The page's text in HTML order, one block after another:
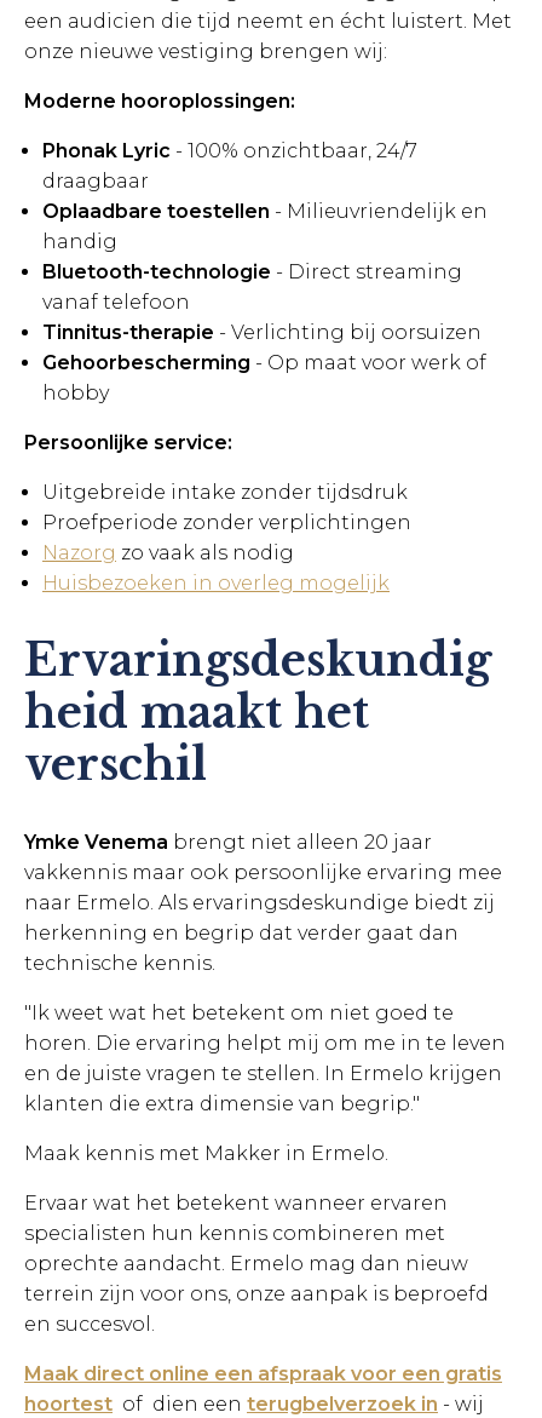
een audicien die tijd neemt en écht luistert. Met
onze nieuwe vestiging brengen wij:
Moderne hooroplossingen:
Phonak Lyric - 100% onzichtbaar, 24/7
draagbaar
Oplaadbare toestellen - Milieuvriendelijk en
handig
Bluetooth-technologie - Direct streaming
vanaf telefoon
Tinnitus-therapie - Verlichting bij oorsuizen
Gehoorbescherming - Op maat voor werk of
hobby
Persoonlijke service:
Uitgebreide intake zonder tijdsdruk
Proefperiode zonder verplichtingen
Nazorg zo vaak als nodig
Huisbezoeken in overleg mogelijk
Ervaringsdeskundig
heid maakt het
verschil
Ymke Venema brengt niet alleen 20 jaar
vakkennis maar ook persoonlijke ervaring mee
naar Ermelo. Als ervaringsdeskundige biedt zij
herkenning en begrip dat verder gaat dan
technische kennis.
"Ik weet wat het betekent om niet goed te
horen. Die ervaring helpt mij om me in te leven
en de juiste vragen te stellen. In Ermelo krijgen
klanten die extra dimensie van begrip."
Maak kennis met Makker in Ermelo.
Ervaar wat het betekent wanneer ervaren
specialisten hun kennis combineren met
oprechte aandacht. Ermelo mag dan nieuw
terrein zijn voor ons, onze aanpak is beproefd
en succesvol.
Maak direct online een afspraak voor een gratis
hoortest of dien een terugbelverzoek in - wij